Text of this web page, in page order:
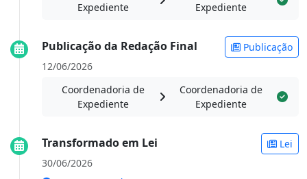
Expediente
Expediente
Publicação da Redação Final
Publicação
12/06/2026
Coordenadoria de
Expediente
Coordenadoria de
Expediente
Transformado em Lei
Lei
30/06/2026